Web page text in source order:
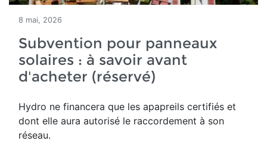
8 mai, 2026
Subvention pour panneaux
solaires : à savoir avant
d'acheter (réservé)
Hydro ne financera que les apapreils certifiés et
dont elle aura autorisé le raccordement à son
réseau.